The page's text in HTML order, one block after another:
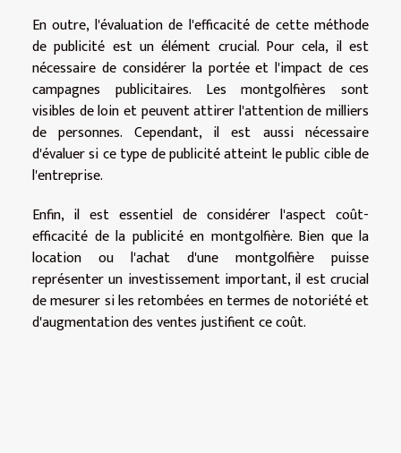
En outre, l'évaluation de l'efficacité de cette méthode
de publicité est un élément crucial. Pour cela, il est
nécessaire de considérer la portée et l'impact de ces
campagnes publicitaires. Les montgolfières sont
visibles de loin et peuvent attirer l'attention de milliers
de personnes. Cependant, il est aussi nécessaire
d'évaluer si ce type de publicité atteint le public cible de
l'entreprise.
Enfin, il est essentiel de considérer l'aspect coût-
efficacité de la publicité en montgolfière. Bien que la
location ou l'achat d'une montgolfière puisse
représenter un investissement important, il est crucial
de mesurer si les retombées en termes de notoriété et
d'augmentation des ventes justifient ce coût.